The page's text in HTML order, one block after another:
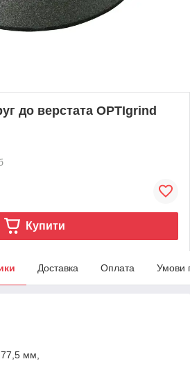
до верстата OPTIgrind
Купити
Доставка Оплата Умови
77,5 мм,